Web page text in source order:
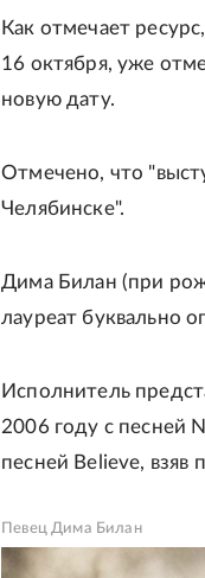
Как отмечает
16 октября, уже
новую дату.
Отмечено, что
Челябинске".
Дима Билан (при
лауреат буквально
Исполнитель
2006 году с песней
песней Believe, взяв
Певец Дима Билан